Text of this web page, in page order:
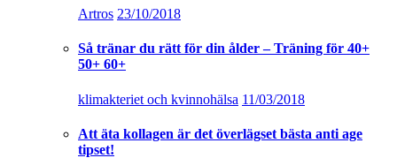
Artros 23/10/2018
Så tränar du rätt för din ålder – Träning för 40+
50+ 60+
klimakteriet och kvinnohälsa 11/03/2018
Att äta kollagen är det överlägset bästa anti age
tipset!